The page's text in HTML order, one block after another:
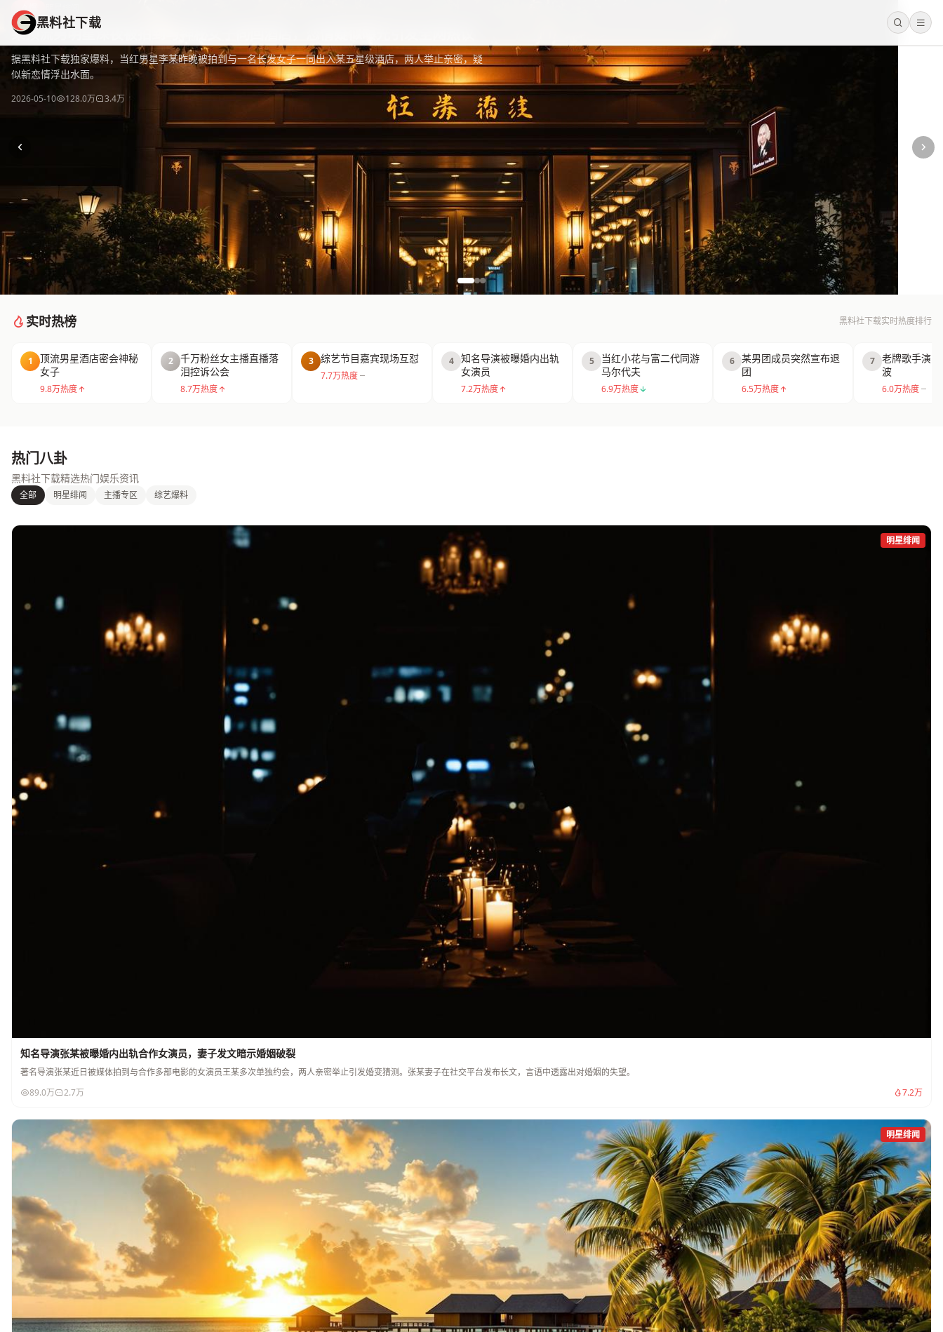
黑料社下载
黑料社下载
黑料社下载 - 全网热门黑料资源免费下载平台，海量独家爆料内容一键获取更新最快
某顶流男明星深夜被拍到与神秘女子同回酒店，恋情疑似曝光引发全网热议
据黑料社下载独家爆料，当红男星李某昨晚被拍到与一名长发女子一同出入某五星级酒店，两人举止亲密，疑
似新恋情浮出水面。
2026-05-10 128.0万 3.4万
实时热榜 黑料社下载实时热度排行
1
顶流男星酒店密会神秘
女子
9.8万热度
2
千万粉丝女主播直播落
泪控诉公会
8.7万热度
3 综艺节目嘉宾现场互怼
7.7万热度
4
知名导演被曝婚内出轨
女演员
7.2万热度
5
当红小花与富二代同游
马尔代夫
6.9万热度
6
某男团成员突然宣布退
团
6.5万热度
7
老牌歌手演
波
6.0万热度
热门八卦
黑料社下载精选热门娱乐资讯
全部 明星绯闻 主播专区 综艺爆料
明星绯闻
知名导演张某被曝婚内出轨合作女演员，妻子发文暗示婚姻破裂
著名导演张某近日被媒体拍到与合作多部电影的女演员王某多次单独约会，两人亲密举止引发婚变猜测。张某妻子在社交平台发布长文，言语中透露出对婚姻的失望。
89.0万
2.7万 7.2万
明星绯闻